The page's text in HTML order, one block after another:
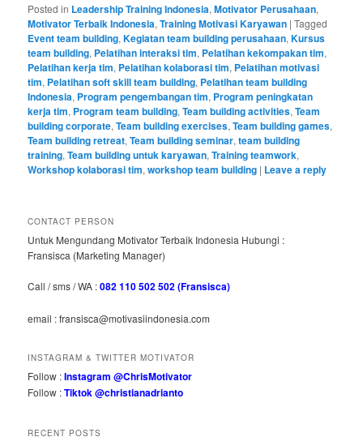
Posted in Leadership Training Indonesia,Motivator Perusahaan,
Motivator Terbaik Indonesia,Training Motivasi Karyawan |Tagged
Event team building,Kegiatan team building perusahaan,Kursus
team building, Pelatihan interaksi tim, Pelatihan kekompakan tim,
Pelatihan kerja tim, Pelatihan kolaborasi tim, Pelatihan motivasi
tim, Pelatihan soft skill team building, Pelatihan team building
Indonesia, Program pengembangan tim, Program peningkatan
kerja tim, Program team building,Team building activities,Team
building corporate,Team building exercises,Team building games,
Team building retreat,Team building seminar,team building
training,Team building untuk karyawan,Training teamwork,
Workshop kolaborasi tim,workshop team building | Leave a reply
CONTACT PERSON
Untuk Mengundang Motivator Terbaik Indonesia Hubungi :
Fransisca (Marketing Manager)
Call / sms / WA :082 110 502 502 (Fransisca)
email : fransisca@motivasiindonesia.com
INSTAGRAM & TWITTER MOTIVATOR
Follow :Instagram @ChrisMotivator
Follow :Tiktok @christianadrianto
RECENT POSTS